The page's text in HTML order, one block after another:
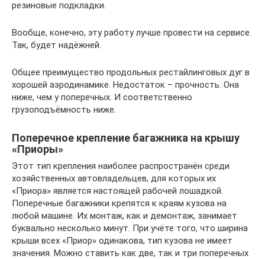
резиновые подкладки.
Вообще, конечно, эту работу лучше провести на сервисе.
Так, будет надёжней.
Общее преимущество продольных рестайлинговых дуг в
хорошей аэродинамике. Недостаток – прочность. Она
ниже, чем у поперечных. И соответственно
грузоподъёмность ниже.
Поперечное крепление багажника на крышу
«Приоры»
Этот тип крепления наиболее распространён среди
хозяйственных автовладельцев, для которых их
«Приора» является настоящей рабочей лошадкой.
Поперечные багажники крепятся к краям кузова на
любой машине. Их монтаж, как и демонтаж, занимает
буквально несколько минут. При учёте того, что ширина
крыши всех «Приор» одинакова, тип кузова не имеет
значения. Можно ставить как две, так и три поперечных